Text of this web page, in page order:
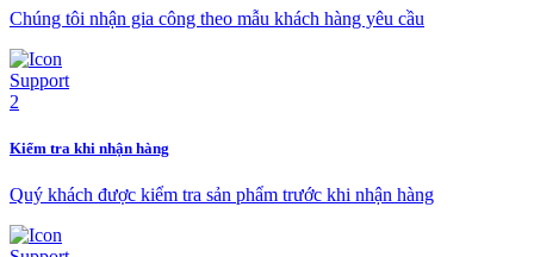
Chúng tôi nhận gia công theo mẫu khách hàng yêu cầu
Kiểm tra khi nhận hàng
Quý khách được kiểm tra sản phẩm trước khi nhận hàng